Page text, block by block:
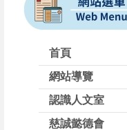
首頁
網站導覽
認識人文室
慈誠懿德會